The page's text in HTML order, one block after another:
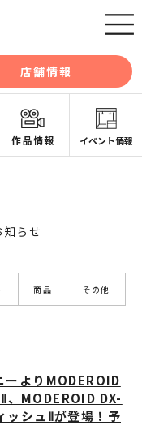
店舗情報
作品情報 イベント情報
らせ
商品 その他
ーよりMODEROID
、MODEROID DX-
シュⅡが登場！予